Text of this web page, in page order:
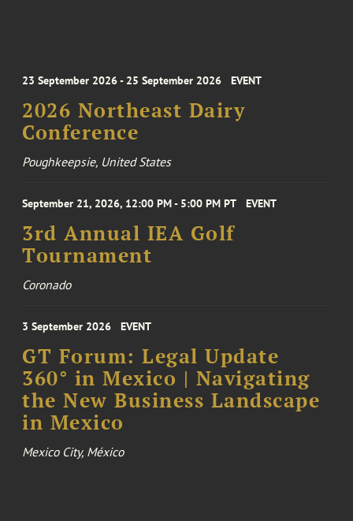
23 September 2026 - 25 September 2026 EVENT
2026 Northeast Dairy
Conference
Poughkeepsie, United States
September 21, 2026, 12:00 PM - 5:00 PM PT EVENT
3rd Annual IEA Golf
Tournament
Coronado
3 September 2026 EVENT
GT Forum: Legal Update
360° in Mexico | Navigating
the New Business Landscape
in Mexico
Mexico City, México